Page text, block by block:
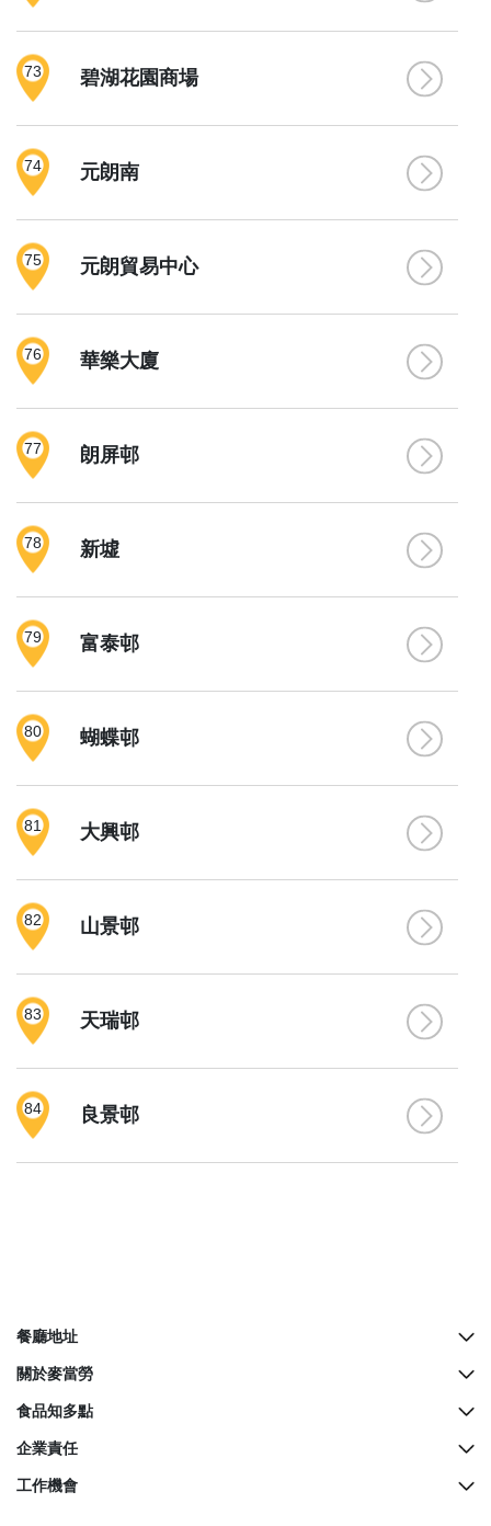
73 碧湖花園商場
74 元朗南
75 元朗貿易中心
76 華樂大廈
77 朗屏邨
78 新墟
79 富泰邨
80 蝴蝶邨
81 大興邨
82 山景邨
83 天瑞邨
84 良景邨
餐廳地址
所有餐廳地址
McCafé櫃檯地址
關於麥當勞
歷史
餐廳設計
麥當勞親子會
食品知多點
營養資料
麥當勞奇趣百科
企業責任
綠色營運
工作機會